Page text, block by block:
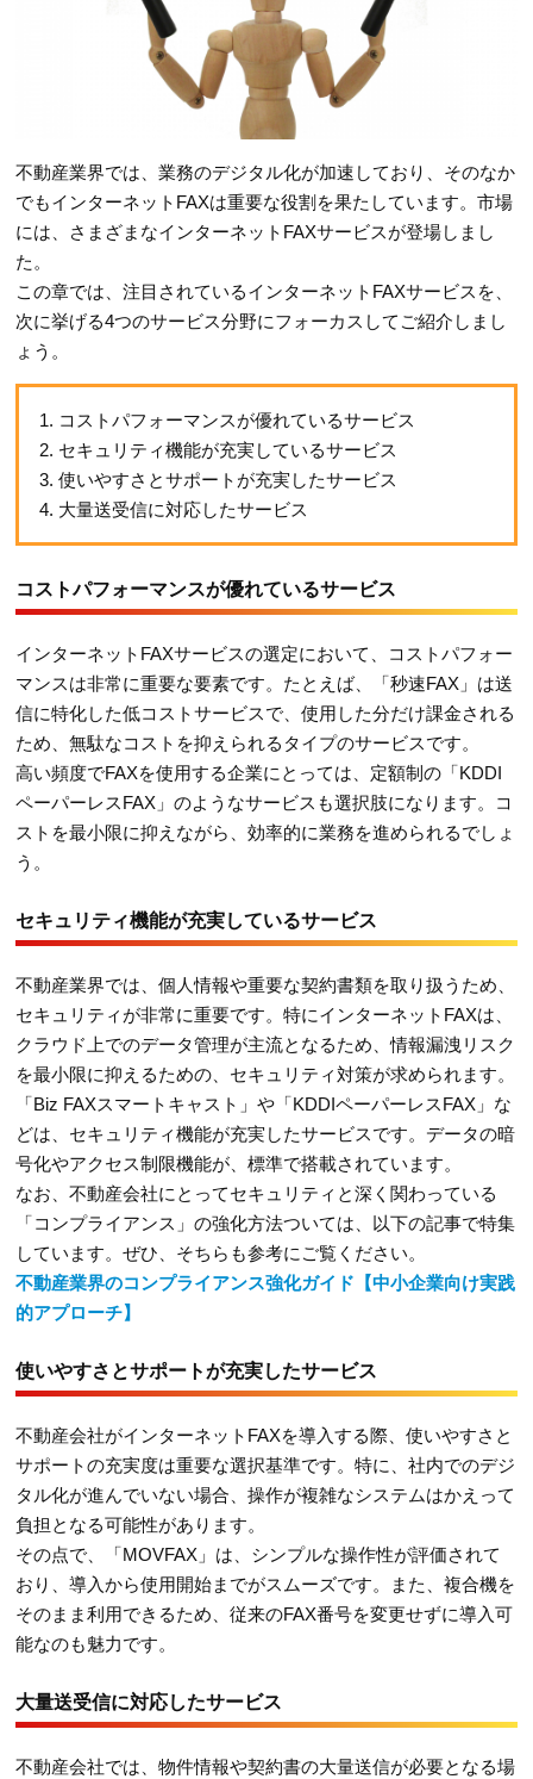
不動産業界では、業務のデジタル化が加速しており、そのなか
でもインターネットFAXは重要な役割を果たしています。市場
には、さまざまなインターネットFAXサービスが登場しまし
た。
この章では、注目されているインターネットFAXサービスを、
次に挙げる4つのサービス分野にフォーカスしてご紹介しまし
ょう。
1. コストパフォーマンスが優れているサービス
2. セキュリティ機能が充実しているサービス
3. 使いやすさとサポートが充実したサービス
4. 大量送受信に対応したサービス
コストパフォーマンスが優れているサービス
インターネットFAXサービスの選定において、コストパフォー
マンスは非常に重要な要素です。たとえば、「秒速FAX」は送
信に特化した低コストサービスで、使用した分だけ課金される
ため、無駄なコストを抑えられるタイプのサービスです。
高い頻度でFAXを使用する企業にとっては、定額制の「KDDI
ペーパーレスFAX」のようなサービスも選択肢になります。コ
ストを最小限に抑えながら、効率的に業務を進められるでしょ
う。
セキュリティ機能が充実しているサービス
不動産業界では、個人情報や重要な契約書類を取り扱うため、
セキュリティが非常に重要です。特にインターネットFAXは、
クラウド上でのデータ管理が主流となるため、情報漏洩リスク
を最小限に抑えるための、セキュリティ対策が求められます。
「Biz FAXスマートキャスト」や「KDDIペーパーレスFAX」な
どは、セキュリティ機能が充実したサービスです。データの暗
号化やアクセス制限機能が、標準で搭載されています。
なお、不動産会社にとってセキュリティと深く関わっている
「コンプライアンス」の強化方法ついては、以下の記事で特集
しています。ぜひ、そちらも参考にご覧ください。
不動産業界のコンプライアンス強化ガイド【中小企業向け実践
的アプローチ】
使いやすさとサポートが充実したサービス
不動産会社がインターネットFAXを導入する際、使いやすさと
サポートの充実度は重要な選択基準です。特に、社内でのデジ
タル化が進んでいない場合、操作が複雑なシステムはかえって
負担となる可能性があります。
その点で、「MOVFAX」は、シンプルな操作性が評価されて
おり、導入から使用開始までがスムーズです。また、複合機を
そのまま利用できるため、従来のFAX番号を変更せずに導入可
能なのも魅力です。
大量送受信に対応したサービス
不動産会社では、物件情報や契約書の大量送信が必要となる場